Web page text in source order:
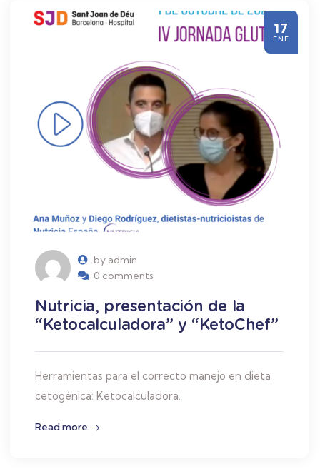
by admin
0 comments
Nutricia, presentación de la
“Ketocalculadora” y “KetoChef”
Herramientas para el correcto manejo en dieta
cetogénica: Ketocalculadora.
Read more
17
ENE